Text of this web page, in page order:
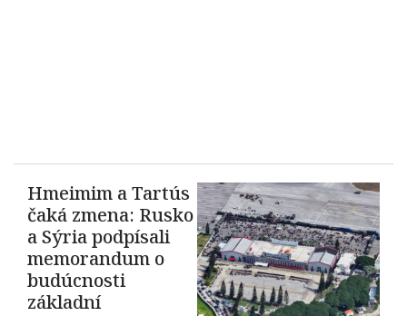
Hmeimim a Tartús
čaká zmena: Rusko
a Sýria podpísali
memorandum o
budúcnosti
základní